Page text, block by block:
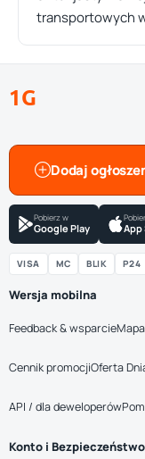
transportowych
1G
Dodaj
Pobierz w
Google Play App
VISA MC BLIK P24
Wersja mobilna
Feedback & wsparcie
Cennik promocjiOferta
API / dla deweloperów
Konto i Bezpieczeństwo